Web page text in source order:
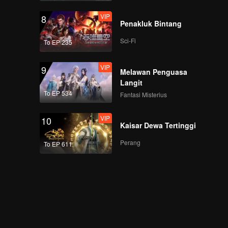
8
To EP 235
VIP
Penakluk Bintang
Sci-Fi
9
To EP 534
VIP
Melawan Penguasa
Langit
Fantasi Misterius
10
To EP 611
VIP
Kaisar Dewa Tertinggi
Perang